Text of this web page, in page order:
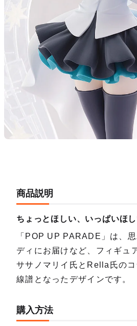
商品説明
ちょっとほしい、いっぱいほ
「POP UP PARADE」は、
ディにお届けなど、フィギュ
ササノマリイ氏とRella氏の
線譜となったデザインです。
購入方法